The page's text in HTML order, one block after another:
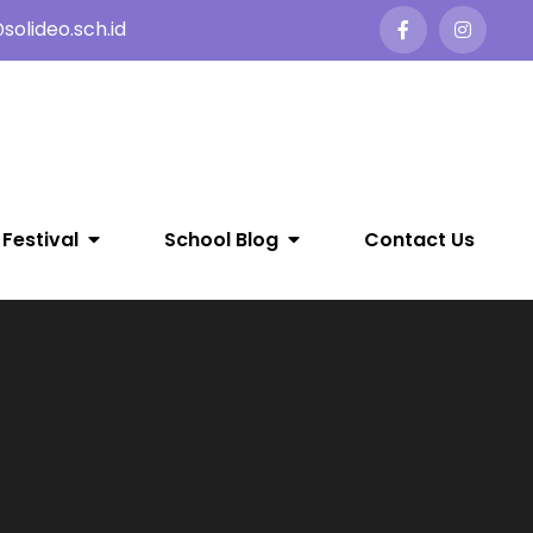
Festival School Blog Contact Us